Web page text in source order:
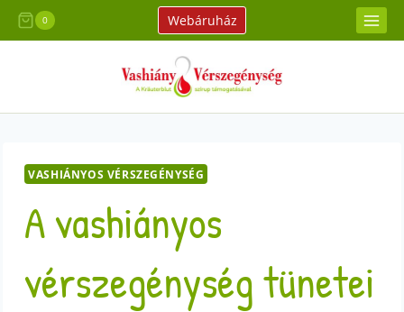
Skip
to
0 Webáruház
VASHIÁNYOS VÉRSZEGÉNYSÉG
A vashiányos
vérszegénység tünetei